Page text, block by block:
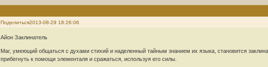
Поделиться2013-08-29 18:26:06
Айон Заклинатель
Маг, умеющий общаться с духами стихий и наделенный тайным знанием их языка, становится
прибегнуть к помощи элементаля и сражаться, используя его силы.